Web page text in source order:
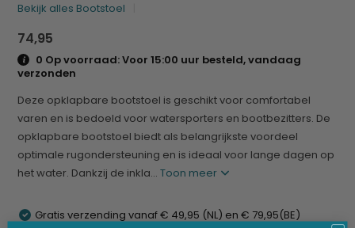
Bekijk alles Bootstoel
74,95
0 Op voorraad: Voor 15:00 uur besteld, vandaag
verzonden
Deze opklapbare bootstoel is geschikt voor comfortabel
varen en is bedoeld voor watersporters en bootbezitters. De
opklapbare bootstoel biedt als belangrijkste voordeel
optimale rugondersteuning en is ideaal voor lange dagen op
het water. Dankzij de inkla...Toon meer
Gratis verzending vanaf € 49,95 (NL) en € 79,95(BE)